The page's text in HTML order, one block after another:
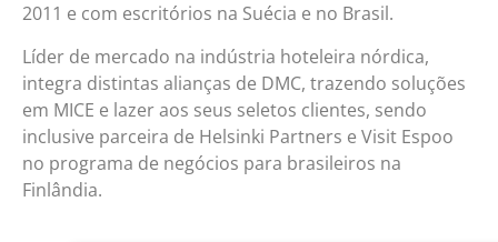
2011 e com escritórios na Suécia e no Brasil.
Líder de mercado na indústria hoteleira nórdica,
integra distintas alianças de DMC, trazendo soluções
em MICE e lazer aos seus seletos clientes, sendo
inclusive parceira de Helsinki Partners e Visit Espoo
no programa de negócios para brasileiros na
Finlândia.